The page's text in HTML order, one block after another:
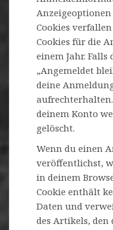
Cookies
Cookies für die
einem Jahr.
„Angemeldet
deine
deinem Konto
gelöscht.
Wenn du einen
veröffentlichst,
in deinem
Cookie enthält
Daten und
des Artikels, den